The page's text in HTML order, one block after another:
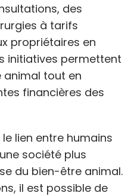
des
à tarifs
propriétaires en
initiatives permettent
tout en
financières des
lien entre humains
société plus
du bien-être animal.
il est possible de